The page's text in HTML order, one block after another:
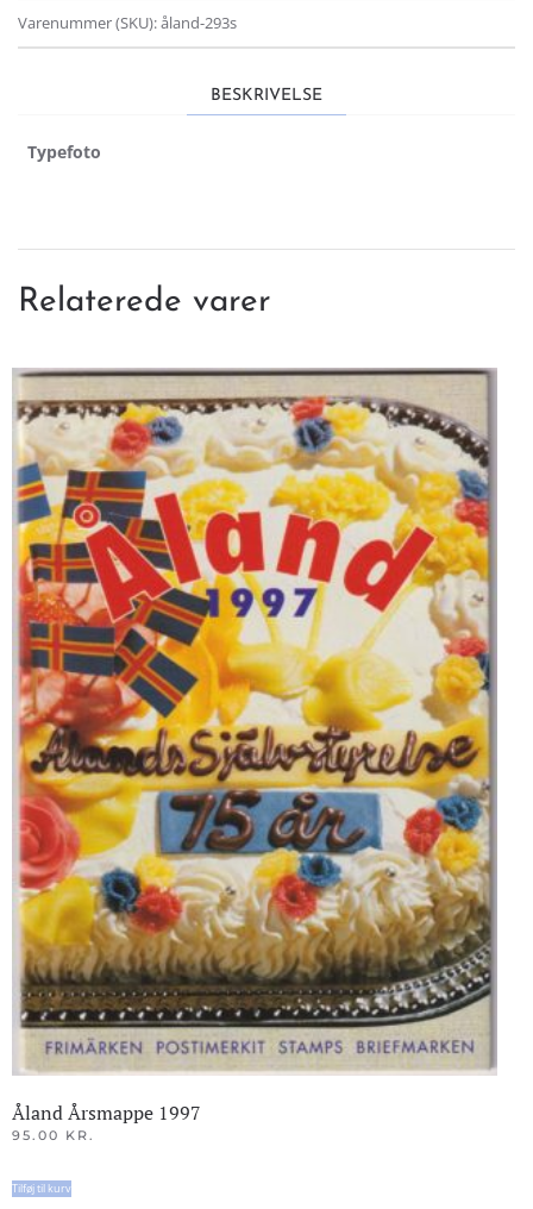
293
Varenummer (SKU):åland-293s
BESKRIVELSE
Typefoto
Relaterede varer
Åland Årsmappe 1997
95.00 KR.
Tilføj til kurv